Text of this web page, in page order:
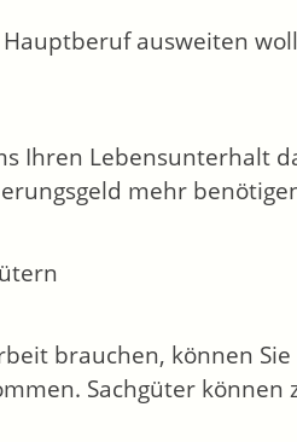
ausweiten
Ihren Lebensunterhalt
mehr
brauchen, können
Sachgüter können